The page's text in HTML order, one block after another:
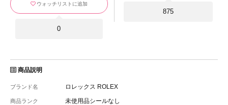
875
ウォッチリストに追加
0
商品説明
ブランド名 ロレックス ROLEX
商品ランク 未使用品シールなし